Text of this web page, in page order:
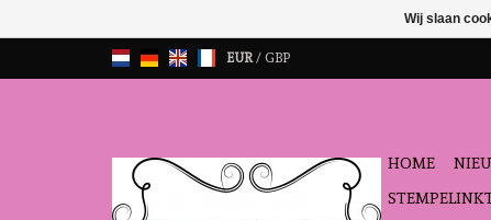
EUR/ GBP
HOME
Wij slaan